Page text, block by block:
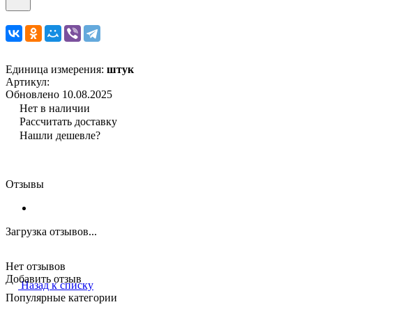
Единица измерения: штук
Артикул:
Обновлено 10.08.2025
Нет в наличии
Рассчитать доставку
Нашли дешевле?
Отзывы
Загрузка отзывов...
Нет отзывов
Добавить отзыв
Назад к списку
Популярные категории